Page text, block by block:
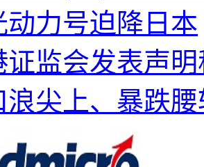
动力号迫降日本
证监会发表声
浪尖上、暴跌